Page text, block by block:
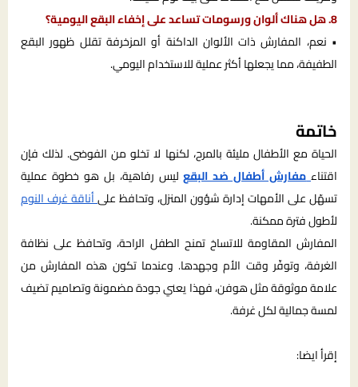
8. هل هناك ألوان ورسومات تساعد على إخفاء البقع اليومية؟
• نعم، المفارش ذات الألوان الداكنة أو المزخرفة تقلل ظهور البقع
الطفيفة، مما يجعلها أكثر عملية للاستخدام اليومي.
خاتمة
الحياة مع الأطفال مليئة بالمرح، لكنها لا تخلو من الفوضى. لذلك فإن
اقتناء مفارش أطفال ضد البقعليس رفاهية، بل هو خطوة عملية
تسهّل على الأمهات إدارة شؤون المنزل، وتحافظ علىأناقة غرف النوم
لأطول فترة ممكنة.
المفارش المقاومة للاتساخ تمنح الطفل الراحة، وتحافظ على نظافة
الغرفة، وتوفّر وقت الأم وجهدها. وعندما تكون هذه المفارش من
علامة موثوقة مثل هوفن، فهذا يعني جودة مضمونة وتصاميم تضيف
لمسة جمالية لكل غرفة.
إقرأ ايضا: